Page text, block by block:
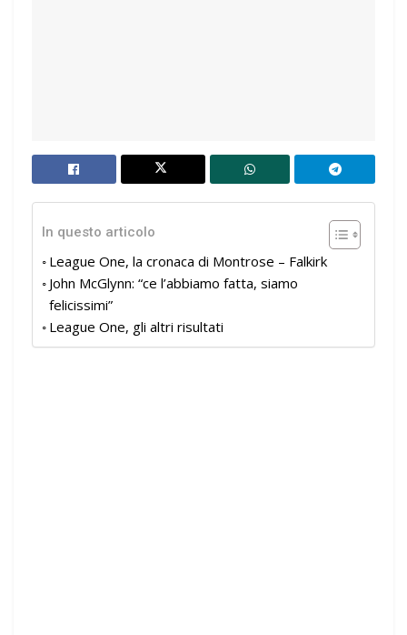
In questo articolo
League One, la cronaca di Montrose – Falkirk
John McGlynn: “ce l’abbiamo fatta, siamo
felicissimi”
League One, gli altri risultati